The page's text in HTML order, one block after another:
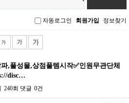
자동로그인 회원가입 정보찾기
,풀성물,상점풀템시작✅️인원무관단체
disc…
240회 댓글 0건